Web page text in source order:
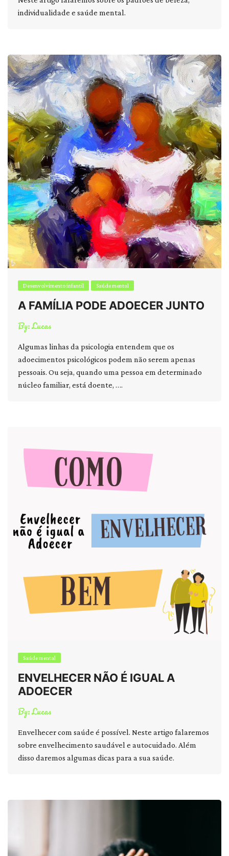
individualidade e saúde mental.
Desenvolvimento infantil Saúde mental
A FAMÍLIA PODE ADOECER JUNTO
By:Lucas
Algumas linhas da psicologia entendem que os
adoecimentos psicológicos podem não serem apenas
pessoais. Ou seja, quando uma pessoa em determinado
núcleo familiar, está doente, ….
Saúde mental
ENVELHECER NÃO É IGUAL A
ADOECER
By:Lucas
Envelhecer com saúde é possível. Neste artigo falaremos
sobre envelhecimento saudável e autocuidado. Além
disso daremos algumas dicas para a sua saúde.